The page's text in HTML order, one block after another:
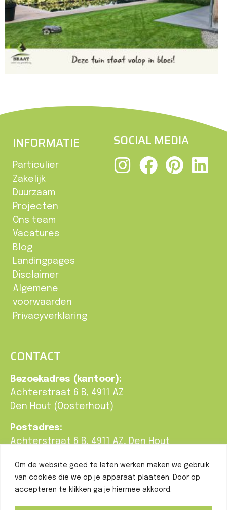
Om de website goed te laten werken maken we gebruik
van cookies die we op je apparaat plaatsen. Door op
accepteren te klikken ga je hiermee akkoord.
INFORMATIE
Particulier
Zakelijk
Duurzaam
Projecten
Ons team
Vacatures
Blog
Landingpages
Disclaimer
Algemene
voorwaarden
Privacyverklaring
SOCIAL MEDIA
CONTACT
Bezoekadres (kantoor):
Achterstraat 6 B, 4911 AZ
Den Hout (Oosterhout)
Postadres:
Achterstraat 6 B, 4911 AZ, Den Hout
T:0162-748 190
E:info@braatgroenbeleving.nl